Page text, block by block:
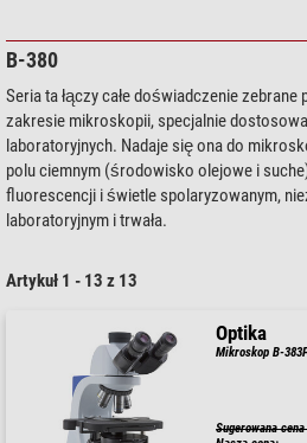
B-380
Seria ta łączy całe doświadczenie
zakresie mikroskopii, specjalnie
laboratoryjnych. Nadaje się ona do
polu ciemnym (środowisko olejowe i
fluorescencji i świetle spolaryzowanym,
laboratoryjnym i trwała.
Artykuł 1 - 13 z 13
Optika
Mikroskop B-
Sugerowana